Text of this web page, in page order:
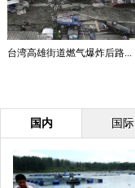
台湾高雄街道燃气爆炸后路...
国内 国际